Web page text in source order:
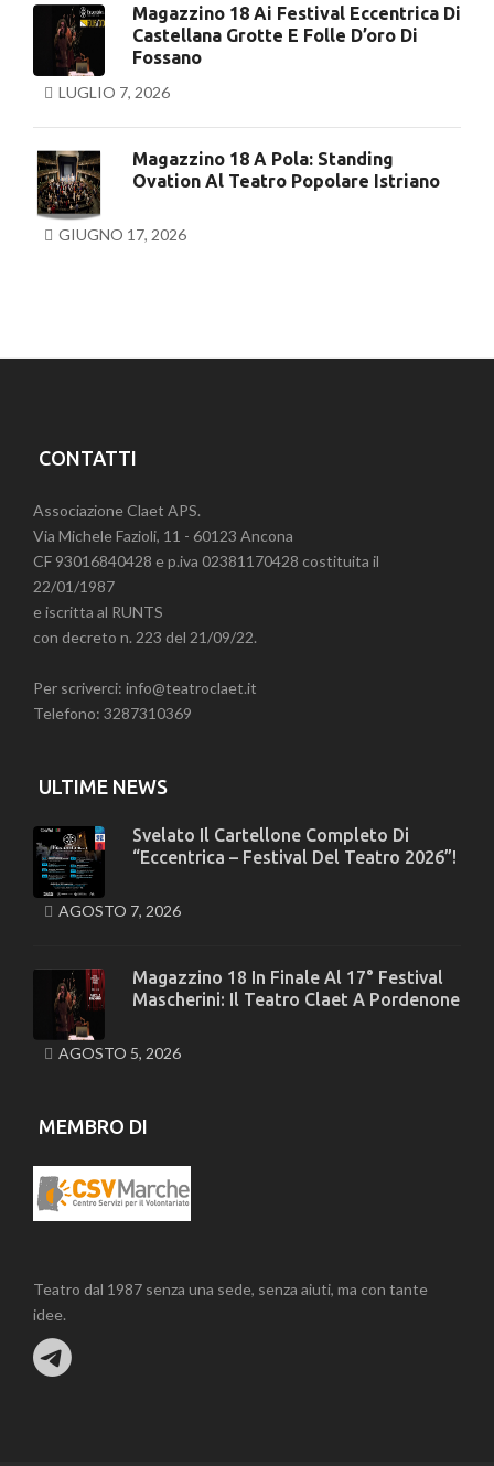
Magazzino 18 Ai Festival Eccentrica Di
Castellana Grotte E Folle D’oro Di
Fossano
LUGLIO 7, 2026
Magazzino 18 A Pola: Standing
Ovation Al Teatro Popolare Istriano
GIUGNO 17, 2026
CONTATTI
Associazione Claet APS.
Via Michele Fazioli, 11 - 60123 Ancona
CF 93016840428 e p.iva 02381170428 costituita il
22/01/1987
e iscritta al RUNTS
con decreto n. 223 del 21/09/22.
Per scriverci: info@teatroclaet.it
Telefono: 3287310369
ULTIME NEWS
Svelato Il Cartellone Completo Di
“Eccentrica – Festival Del Teatro 2026”!
AGOSTO 7, 2026
Magazzino 18 In Finale Al 17° Festival
Mascherini: Il Teatro Claet A Pordenone
AGOSTO 5, 2026
MEMBRO DI
Teatro dal 1987 senza una sede, senza aiuti, ma con tante
idee.